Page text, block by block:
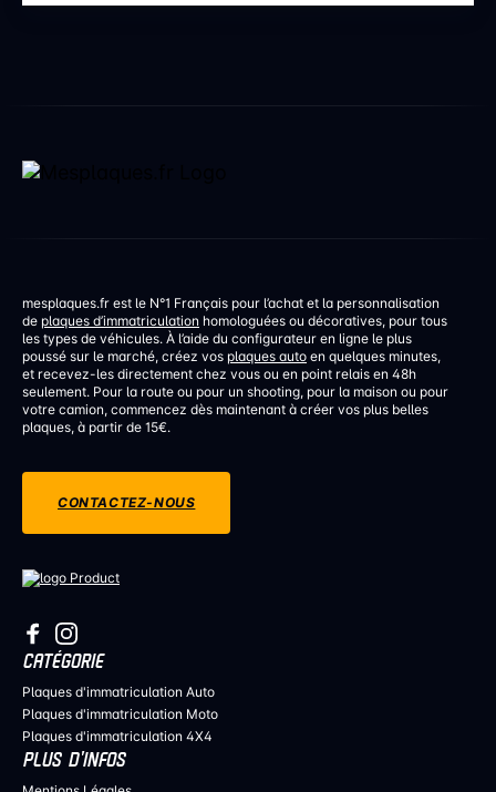
mesplaques.fr est le N°1 Français pour l’achat et la personnalisation
de plaques d’immatriculation homologuées ou décoratives, pour tous
les types de véhicules. À l’aide du configurateur en ligne le plus
poussé sur le marché, créez vos plaques auto en quelques minutes,
et recevez-les directement chez vous ou en point relais en 48h
seulement. Pour la route ou pour un shooting, pour la maison ou pour
votre camion, commencez dès maintenant à créer vos plus belles
plaques, à partir de 15€.
CONTACTEZ-NOUS
CATÉGORIE
Plaques d'immatriculation Auto
Plaques d'immatriculation Moto
Plaques d'immatriculation 4X4
PLUS D’INFOS